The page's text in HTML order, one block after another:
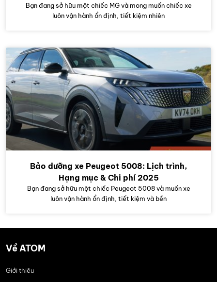
Bạn đang sở hữu một chiếc MG và mong muốn chiếc xe
luôn vận hành ổn định, tiết kiệm nhiên
Bảo dưỡng xe Peugeot 5008: Lịch trình,
Hạng mục & Chi phí 2025
Bạn đang sở hữu một chiếc Peugeot 5008 và muốn xe
luôn vận hành ổn định, tiết kiệm và bền
Về ATOM
Giới thiệu